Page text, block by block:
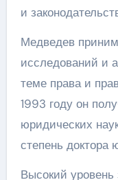
и
Медведев
исследований и
теме права и
1993 году он
юридических
степень доктора
Высокий уровень